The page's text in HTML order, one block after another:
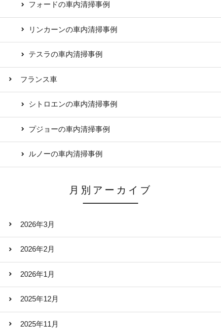
フォードの車内清掃事例
リンカーンの車内清掃事例
テスラの車内清掃事例
フランス車
シトロエンの車内清掃事例
プジョーの車内清掃事例
ルノーの車内清掃事例
月別アーカイブ
2026年3月
2026年2月
2026年1月
2025年12月
2025年11月